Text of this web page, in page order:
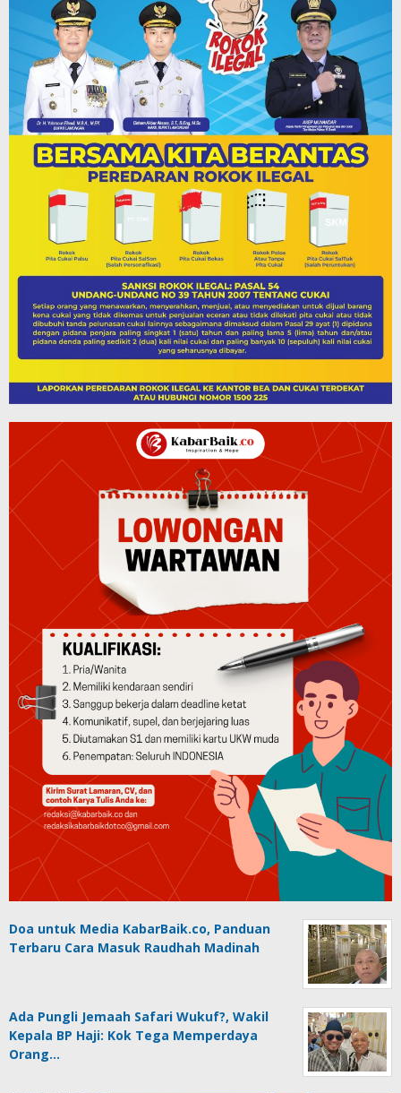
Doa untuk Media KabarBaik.co, Panduan
Terbaru Cara Masuk Raudhah Madinah
Ada Pungli Jemaah Safari Wukuf?, Wakil
Kepala BP Haji: Kok Tega Memperdaya
Orang…